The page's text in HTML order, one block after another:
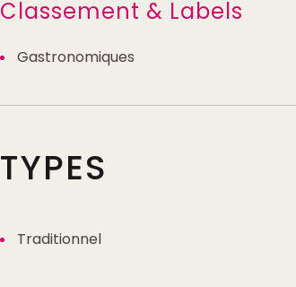
Classement & Labels
Gastronomiques
TYPES
Traditionnel